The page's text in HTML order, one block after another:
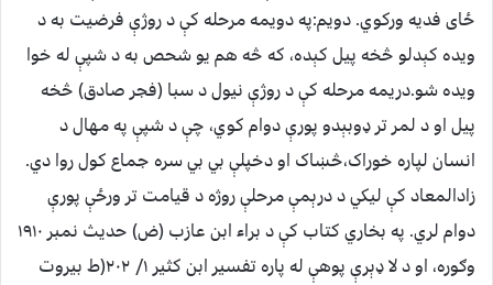
ځای فدیه ورکوي. دویم:په دویمه مرحله کې د روژې فرضیت به د
ویده کېدلو څخه پیل کېده، که څه هم یو شحص به د شپې له خوا
ویده شو.دریمه مرحله کې د روژې نیول د سبا (فجر صادق) څخه
پیل او د لمر تر ډوبېدو پورې دوام کوي، چې د شپې په مهال د
انسان لپاره خوراک،څښاک او دخپلې بي بي سره جماع کول روا دي.
زادالمعاد کې لیکي د درېمې مرحلې روژه د قیامت تر ورځې پورې
دوام لري. په بخاري کتاب کې د براء ابن عازب (ض) حدیث نمبر ۱۹۱۰
وګوره، او د لا ډېرې پوهې له پاره تفسیر ابن کثیر ۱/ ۲۰۲(ط بیروت